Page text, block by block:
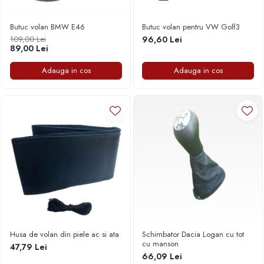
Capace r15 Mazda
Capace r15 Mercedes-Benz
Capace r15 Mitsubishi
Capace r15 Nissan
Capace r15 Skoda
Capace r15 Suv 4x4
Capace r15 Toyota
Capace r15 Volvo
Capace r15 VW
Capace roti marimea 16'
Capace r16 Audi
Butuc volan BMW E46
109,00 Lei
89,00 Lei
Adauga in cos
Butuc volan pentru VW Golf3
96,60 Lei
Adauga in cos
Husa de volan din piele ac si ata
47,79 Lei
Schimbator Dacia Logan cu tot
cu manson
66,09 Lei